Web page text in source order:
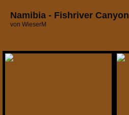
Namibia - Fishriver Canyon
von WieserM